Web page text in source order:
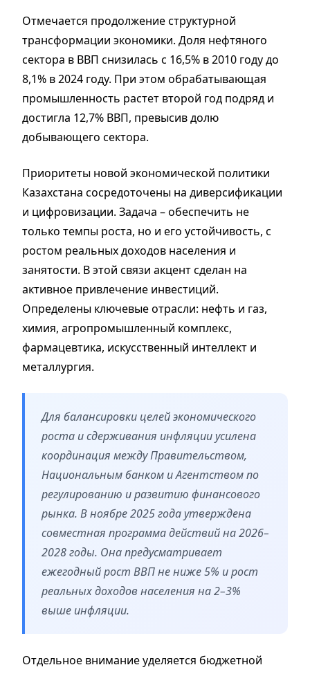
Отмечается продолжение структурной
трансформации экономики. Доля нефтяного
сектора в ВВП снизилась с 16,5% в 2010 году до
8,1% в 2024 году. При этом обрабатывающая
промышленность растет второй год подряд и
достигла 12,7% ВВП, превысив долю
добывающего сектора.
Приоритеты новой экономической политики
Казахстана сосредоточены на диверсификации
и цифровизации. Задача – обеспечить не
только темпы роста, но и его устойчивость, с
ростом реальных доходов населения и
занятости. В этой связи акцент сделан на
активное привлечение инвестиций.
Определены ключевые отрасли: нефть и газ,
химия, агропромышленный комплекс,
фармацевтика, искусственный интеллект и
металлургия.
Для балансировки целей экономического
роста и сдерживания инфляции усилена
координация между Правительством,
Национальным банком и Агентством по
регулированию и развитию финансового
рынка. В ноябре 2025 года утверждена
совместная программа действий на 2026–
2028 годы. Она предусматривает
ежегодный рост ВВП не ниже 5% и рост
реальных доходов населения на 2–3%
выше инфляции.
Отдельное внимание уделяется бюджетной